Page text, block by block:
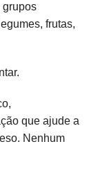
grupos
frutas,
que ajude a
Nenhum